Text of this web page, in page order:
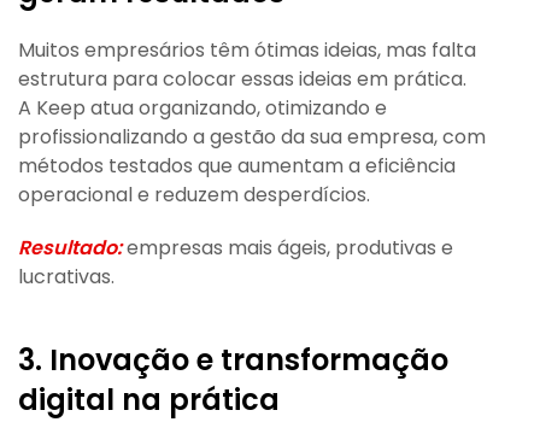
Muitos empresários têm ótimas ideias, mas falta
estrutura para colocar essas ideias em prática.
A Keep atua organizando, otimizando e
profissionalizando a gestão da sua empresa, com
métodos testados que aumentam a eficiência
operacional e reduzem desperdícios.
Resultado:empresas mais ágeis, produtivas e
lucrativas.
3. Inovação e transformação
digital na prática